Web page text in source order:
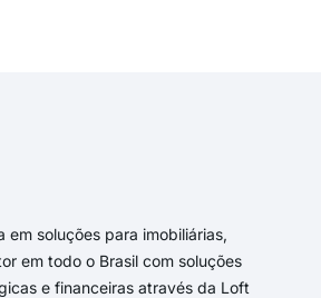
em soluções para imobiliárias,
em todo o Brasil com soluções
e financeiras através da Loft